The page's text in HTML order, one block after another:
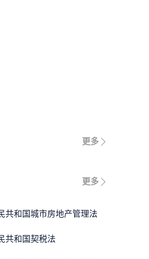
更多
更多
民共和国城市房地产管理法
共和国契税法